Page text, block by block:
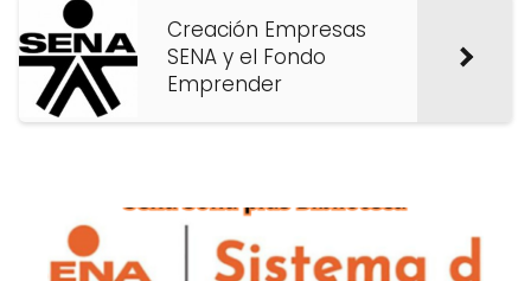
Creación Empresas
SENA y el Fondo
Emprender